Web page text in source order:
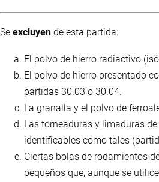
Se excluyen de esta partida:
El polvo de hierro radiactivo
El polvo de hierro presentado
partidas 30.03 o 30.04.
La granalla y el polvo de
Las torneaduras y limaduras
identificables como tales
Ciertas bolas de rodamientos
pequeños que, aunque se